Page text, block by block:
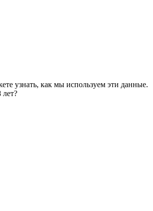
узнать, как мы используем эти данные.